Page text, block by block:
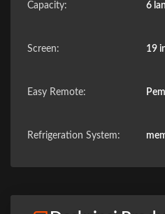
Capacity: 6
Screen: 19
Easy Remote:
Refrigeration System: